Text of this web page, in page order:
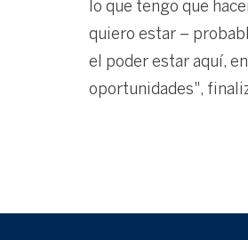
lo que tengo que
quiero estar –
el poder estar aquí,
oportunidades",